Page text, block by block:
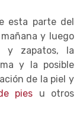
esta parte del
y luego
y zapatos, la
y la posible
de la piel y
pies u otros